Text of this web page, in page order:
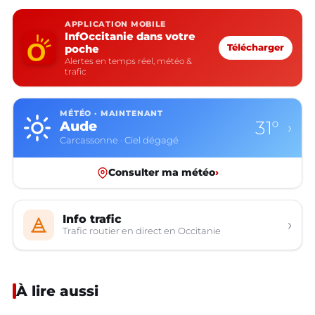
APPLICATION MOBILE
InfOccitanie dans votre
poche
Alertes en temps réel, météo &
trafic
Télécharger
MÉTÉO · MAINTENANT
Aude
Carcassonne · Ciel dégagé
31° ›
Consulter ma météo›
Info trafic
Trafic routier en direct en Occitanie ›
À lire aussi